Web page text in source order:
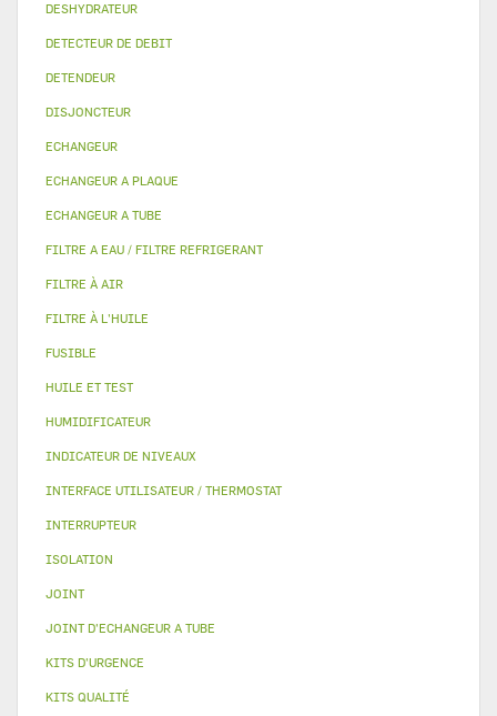
DESHYDRATEUR
DETECTEUR DE DEBIT
DETENDEUR
DISJONCTEUR
ECHANGEUR
ECHANGEUR A PLAQUE
ECHANGEUR A TUBE
FILTRE A EAU / FILTRE REFRIGERANT
FILTRE À AIR
FILTRE À L'HUILE
FUSIBLE
HUILE ET TEST
HUMIDIFICATEUR
INDICATEUR DE NIVEAUX
INTERFACE UTILISATEUR / THERMOSTAT
INTERRUPTEUR
ISOLATION
JOINT
JOINT D'ECHANGEUR A TUBE
KITS D'URGENCE
KITS QUALITÉ